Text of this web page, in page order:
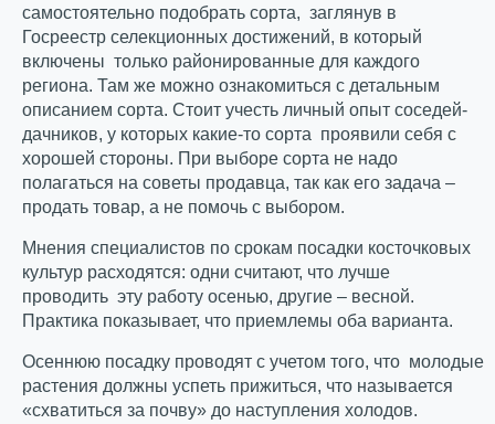
самостоятельно подобрать сорта, заглянув в
Госреестр селекционных достижений, в который
включены только районированные для каждого
региона. Там же можно ознакомиться с детальным
описанием сорта. Стоит учесть личный опыт соседей-
дачников, у которых какие-то сорта проявили себя с
хорошей стороны. При выборе сорта не надо
полагаться на советы продавца, так как его задача –
продать товар, а не помочь с выбором.
Мнения специалистов по срокам посадки косточковых
культур расходятся: одни считают, что лучше
проводить эту работу осенью, другие – весной.
Практика показывает, что приемлемы оба варианта.
Осеннюю посадку проводят с учетом того, что молодые
растения должны успеть прижиться, что называется
«схватиться за почву» до наступления холодов.